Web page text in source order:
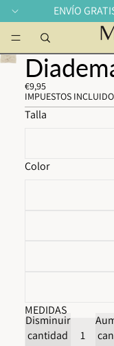
ENVÍO
€9,95
IMPUESTOS
Talla
Color
MEDIDAS
Disminuir
cantidad